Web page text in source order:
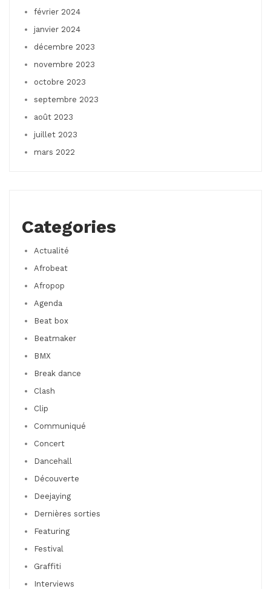
février 2024
janvier 2024
décembre 2023
novembre 2023
octobre 2023
septembre 2023
août 2023
juillet 2023
mars 2022
Categories
Actualité
Afrobeat
Afropop
Agenda
Beat box
Beatmaker
BMX
Break dance
Clash
Clip
Communiqué
Concert
Dancehall
Découverte
Deejaying
Dernières sorties
Featuring
Festival
Graffiti
Interviews